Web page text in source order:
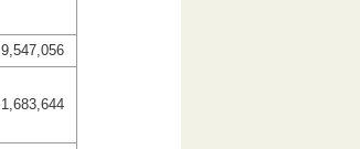
9,547,056
1,683,644